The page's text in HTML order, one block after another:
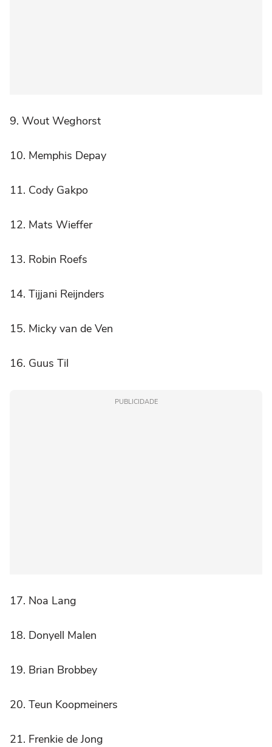
9. Wout Weghorst
10. Memphis Depay
11. Cody Gakpo
12. Mats Wieffer
13. Robin Roefs
14. Tijjani Reijnders
15. Micky van de Ven
16. Guus Til
PUBLICIDADE
17. Noa Lang
18. Donyell Malen
19. Brian Brobbey
20. Teun Koopmeiners
21. Frenkie de Jong